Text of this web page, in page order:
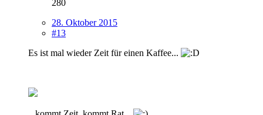
280
28. Oktober 2015
#13
Es ist mal wieder Zeit für einen Kaffee...